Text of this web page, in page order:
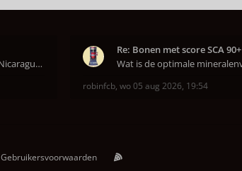
Ik heb nu een Burundi en Nicaragua van het hoofdkw
Re: Bonen met score SCA 90+
robinfcb, wo 05 aug 2026, 19:54
Gebruikersvoorwaarden